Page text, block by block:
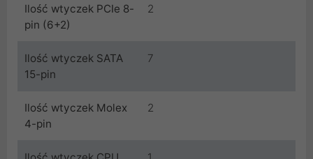
Ilość wtyczek PCIe 8-
pin (6+2)
2
Ilość wtyczek SATA
15-pin
7
Ilość wtyczek Molex
4-pin
2